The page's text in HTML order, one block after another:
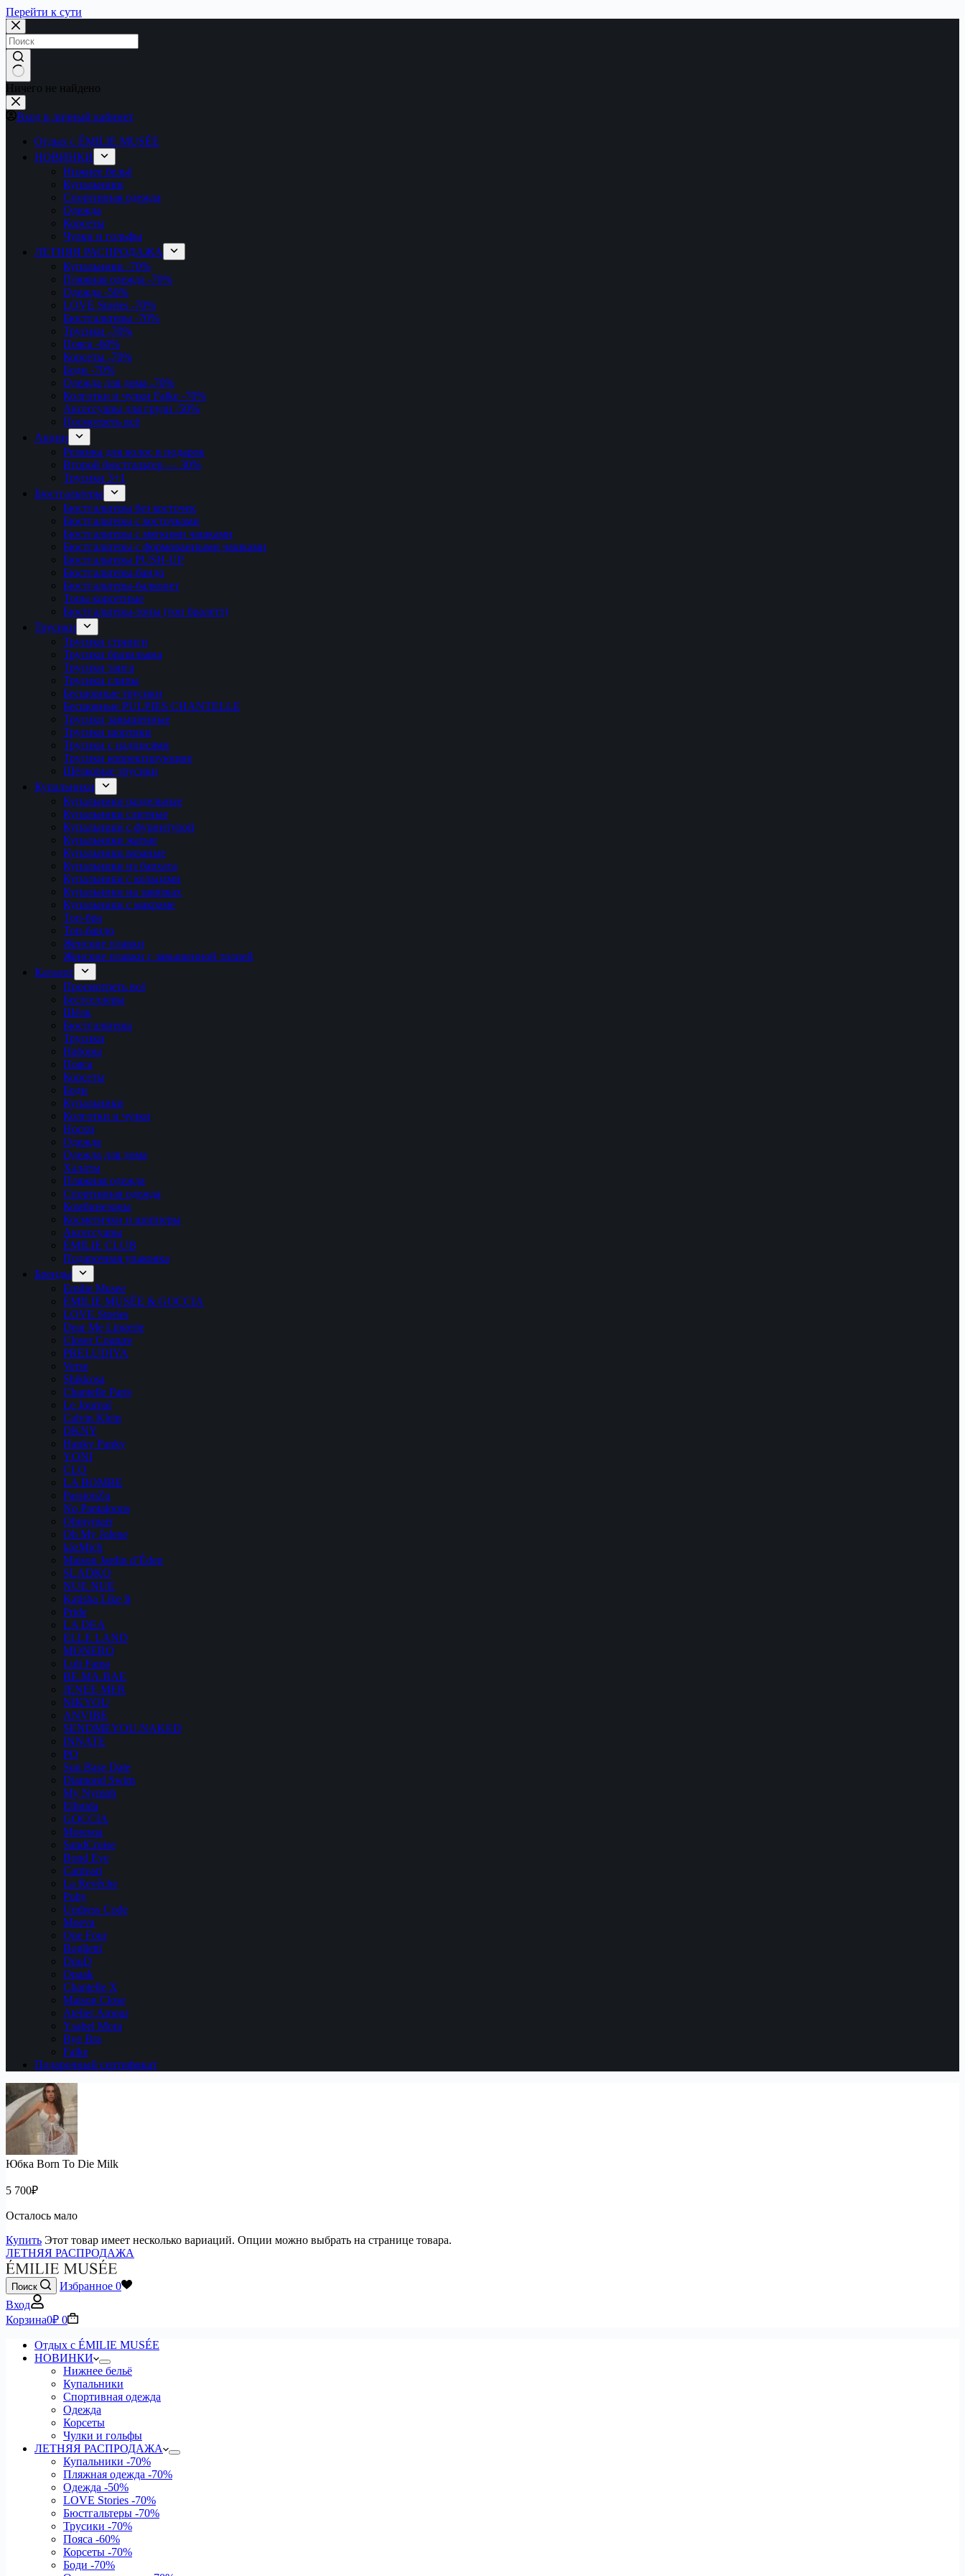
Перейти к сути
Ничего не найдено
Вход в личный кабинет
Отдых с ÉMILIE MUSÉE
НОВИНКИ
Нижнее бельё
Купальники
Спортивная одежда
Одежда
Корсеты
Чулки и гольфы
ЛЕТНЯЯ РАСПРОДАЖА
Купальники -70%
Пляжная одежда -70%
Одежда -50%
LOVE Stories -70%
Бюстгальтеры -70%
Трусики -70%
Пояса -60%
Корсеты -70%
Боди -70%
Одежда для дома -70%
Колготки и чулки Falke -70%
Аксессуары для груди -50%
Посмотреть всё
Акции
Резинка для волос в подарок
Второй бюстгальтер — 30%
Трусики 3+1
Бюстгальтеры
Бюстгальтеры без косточек
Бюстгальтеры с косточками
Бюстгальтеры с мягкими чашками
Бюстгальтеры с формованными чашками
Бюстгальтеры PUSH-UP
Бюстгальтеры-бандо
Бюстгальтеры-балконет
Топы корсетные
Бюстгальтеры-топы (топ бралетт)
Трусики
Трусики стринги
Трусики бразильяна
Трусики танга
Трусики слипы
Бесшовные трусики
Бесшовные PULPIES CHANTELLE
Трусики завышенные
Трусики шортики
Трусики с надписями
Трусики корректирующие
Шёлковые трусики
Купальники
Купальники раздельные
Купальники слитные
Купальники с фурнитурой
Купальники жатые
Купальники вязаные
Купальники из бархата
Купальники с кольцами
Купальники на завязках
Купальники с макраме
Топ-бра
Топ-бандо
Женские плавки
Женские плавки с завышенной талией
Каталог
Просмотреть всё
Бестселлеры
Шёлк
Бюстгальтеры
Трусики
Наборы
Пояса
Корсеты
Боди
Купальники
Колготки и чулки
Носки
Одежда
Одежда для дома
Халаты
Пляжная одежда
Спортивная одежда
Комбинезоны
Косметички и шопперы
Аксессуары
ÉMILIE CLUB
Подарочная упаковка
Бренды
Emilie Musee
ÉMILIE MUSÉE & GOCCIA
LOVE Stories
Dear Me Lingerie
Closer Couture
PRELUDIYA
Verse
Shikkosa
Chantelle Paris
Le Journal
Calvin Klein
DKNY
Hanky Panky
YONI
CLO
LA BOMBE
PassionZu
No Pantaloons
Ohmymarr
Oh My Jolene
kázMich
Maison Jardin d’Éden
SLADKO
NUE NUE
Katisha Like It
Pride
LA DEA
ELLE LAND
MONERO
Luli Fama
BE.MA.BAE
JENEE MER
NIKYOU
ANVIBE
SENDMEYOU.NAKED
INNATE
PQ
Sun Base Date
Diamond Swim
My Nymph
Ellinida
GOCCIA
Moresqa
SandCruise
Bond Eye
Camvari
La Revêche
Poby
Undress Code
Moeva
One Four
Boglietti
DnuD
Opaak
Chantelle X
Maison Close
Atelier Amour
Ysabel Mora
Bye Bra
Falke
Подарочный сертификат
Юбка Born To Die Milk
5 700₽
Осталось мало
Купить Этот товар имеет несколько вариаций. Опции можно выбрать на странице товара.
ЛЕТНЯЯ РАСПРОДАЖА
Поиск Избранное 0
Вход
Корзина0₽ 0
Отдых с ÉMILIE MUSÉE
НОВИНКИ
Нижнее бельё
Купальники
Спортивная одежда
Одежда
Корсеты
Чулки и гольфы
ЛЕТНЯЯ РАСПРОДАЖА
Купальники -70%
Пляжная одежда -70%
Одежда -50%
LOVE Stories -70%
Бюстгальтеры -70%
Трусики -70%
Пояса -60%
Корсеты -70%
Боди -70%